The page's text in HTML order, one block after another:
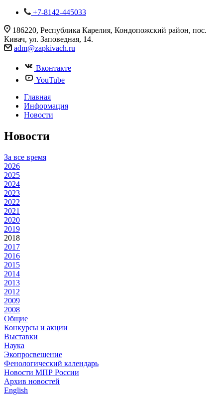
+7-8142-445033
186220, Республика Карелия, Кондопожский район, пос.
Кивач, ул. Заповедная, 14.
adm@zapkivach.ru
Вконтакте
YouTube
Главная
Информация
Новости
Новости
За все время
2026
2025
2024
2023
2022
2021
2020
2019
2018
2017
2016
2015
2014
2013
2012
2009
2008
Общие
Конкурсы и акции
Выставки
Наука
Экопросвещение
Фенологический календарь
Новости МПР России
Архив новостей
English